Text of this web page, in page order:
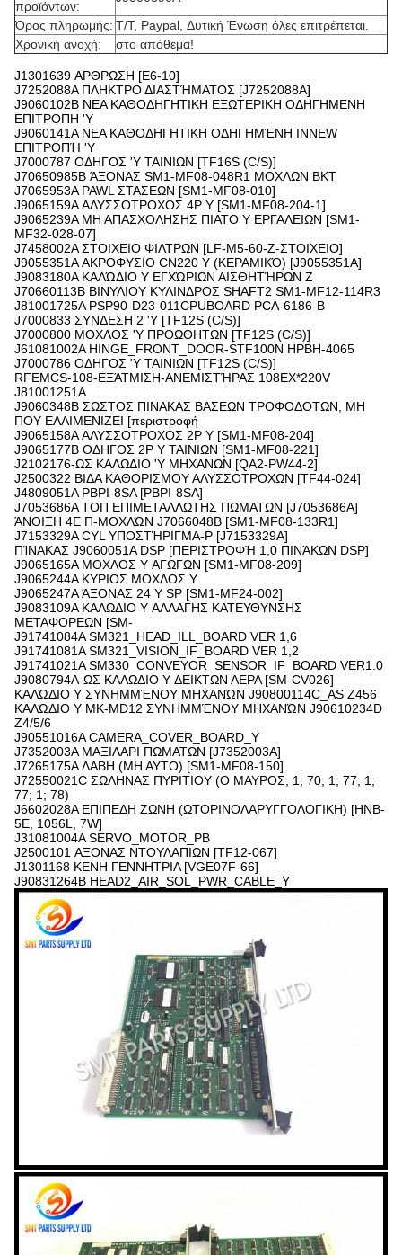
προϊόντων:
Όρος πληρωμής: T/T, Paypal, Δυτική Ένωση όλες επιτρέπεται.
Χρονική ανοχή:
στο απόθεμα!
J1301639 ΑΡΘΡΩΣΗ [E6-10]
J7252088A ΠΛΗΚΤΡΟ ΔΙΑΣΤΉΜΑΤΟΣ [J7252088A]
J9060102B ΝΕΑ ΚΑΘΟΔΗΓΗΤΙΚΗ ΕΞΩΤΕΡΙΚΗ ΟΔΗΓΗΜΕΝΗ
ΕΠΙΤΡΟΠΗ 'Y
J9060141A ΝΕΑ ΚΑΘΟΔΗΓΗΤΙΚΗ ΟΔΗΓΗΜΈΝΗ INNEW
ΕΠΙΤΡΟΠΉ 'Y
J7000787 ΟΔΗΓΟΣ 'Y ΤΑΙΝΙΩΝ [TF16S (C/S)]
J70650985B ΆΞΟΝΑΣ SM1-MF08-048R1 ΜΟΧΛΩΝ BKT
J7065953A PAWL ΣΤΑΣΕΩΝ [SM1-MF08-010]
J9065159A ΑΛΥΣΣΟΤΡΟΧΟΣ 4P Y [SM1-MF08-204-1]
J9065239A ΜΗ ΑΠΑΣΧΟΛΗΣΗΣ ΠΙΑΤΟ Y ΕΡΓΑΛΕΙΩΝ [SM1-
MF32-028-07]
J7458002A ΣΤΟΙΧΕΙΟ ΦΙΛΤΡΩΝ [LF-M5-60-Ζ-ΣΤΟΙΧΕΙΟ]
J9055351A ΑΚΡΟΦΥΣΙΟ CN220 Y (ΚΕΡΑΜΙΚΌ) [J9055351A]
J9083180A ΚΑΛΏΔΙΟ Y ΕΓΧΏΡΙΩΝ ΑΙΣΘΗΤΉΡΩΝ Ζ
J70660113B ΒΙΝΥΛΙΟΥ ΚΥΛΙΝΔΡΟΣ SHAFT2 SM1-MF12-114R3
J81001725A PSP90-D23-011CPUBOARD PCA-6186-Β
J7000833 ΣΥΝΔΕΣΗ 2 'Y [TF12S (C/S)]
J7000800 ΜΟΧΛΟΣ 'Y ΠΡΟΩΘΗΤΩΝ [TF12S (C/S)]
J61081002A HINGE_FRONT_DOOR-STF100N HPBH-4065
J7000786 ΟΔΗΓΟΣ 'Y ΤΑΙΝΙΩΝ [TF12S (C/S)]
RFEMCS-108-ΕΞΆΤΜΙΣΗ-ΑΝΕΜΙΣΤΉΡΑΣ 108EX*220V
J81001251A
J9060348B ΣΩΣΤΟΣ ΠΙΝΑΚΑΣ ΒΑΣΕΩΝ ΤΡΟΦΟΔΟΤΩΝ, ΜΗ
ΠΟΥ ΕΛΛΙΜΕΝΙΖΕΙ [περιστροφή
J9065158A ΑΛΥΣΣΟΤΡΟΧΟΣ 2P Y [SM1-MF08-204]
J9065177B ΟΔΗΓΟΣ 2P Y ΤΑΙΝΙΩΝ [SM1-MF08-221]
J2102176-ΩΣ ΚΑΛΩΔΙΟ 'Y ΜΗΧΑΝΩΝ [QA2-PW44-2]
J2500322 ΒΙΔΑ ΚΑΘΟΡΙΣΜΟΥ ΑΛΥΣΣΟΤΡΟΧΩΝ [TF44-024]
J4809051A PBPI-8SA [PBPI-8SA]
J7053686A ΤΟΠ ΕΠΙΜΕΤΑΛΛΩΤΗΣ ΠΩΜΑΤΩΝ [J7053686A]
ΆΝΟΙΞΗ 4E Π-ΜΟΧΛΏΝ J7066048B [SM1-MF08-133R1]
J7153329A CYL ΥΠΟΣΤΉΡΙΓΜΑ-Ρ [J7153329A]
ΠΊΝΑΚΑΣ J9060051A DSP [ΠΕΡΙΣΤΡΟΦΉ 1,0 ΠΙΝΆΚΩΝ DSP]
J9065165A ΜΟΧΛΟΣ Y ΑΓΩΓΩΝ [SM1-MF08-209]
J9065244A ΚΥΡΙΟΣ ΜΟΧΛΟΣ Y
J9065247A ΆΞΟΝΑΣ 24 Y SP [SM1-MF24-002]
J9083109A ΚΑΛΩΔΙΟ Y ΑΛΛΑΓΗΣ ΚΑΤΕΥΘΥΝΣΗΣ
ΜΕΤΑΦΟΡΕΩΝ [SM-
J91741084A SM321_HEAD_ILL_BOARD VER 1,6
J91741081A SM321_VISION_IF_BOARD VER 1,2
J91741021A SM330_CONVEYOR_SENSOR_IF_BOARD VER1.0
J9080794A-ΩΣ ΚΑΛΩΔΙΟ Y ΔΕΙΚΤΩΝ ΑΕΡΑ [SM-CV026]
ΚΑΛΏΔΙΟ Y ΣΥΝΗΜΜΈΝΟΥ ΜΗΧΑΝΏΝ J90800114C_AS Z456
ΚΑΛΏΔΙΟ Y MK-MD12 ΣΥΝΗΜΜΈΝΟΥ ΜΗΧΑΝΏΝ J90610234D
Z4/5/6
J90551016A CAMERA_COVER_BOARD_Y
J7352003A ΜΑΞΙΛΑΡΙ ΠΩΜΑΤΩΝ [J7352003A]
J7265175A ΛΑΒΗ (ΜΗ ΑΥΤΟ) [SM1-MF08-150]
J72550021C ΣΩΛΗΝΑΣ ΠΥΡΙΤΙΟΥ (Ο ΜΑΥΡΟΣ; 1; 70; 1; 77; 1;
77; 1; 78)
J6602028A ΕΠΙΠΕΔΗ ΖΩΝΗ (ΩΤΟΡΙΝΟΛΑΡΥΓΓΟΛΟΓΙΚΗ) [HNB-
5E, 1056L, 7W]
J31081004A SERVO_MOTOR_PB
J2500101 ΑΞΟΝΑΣ ΝΤΟΥΛΑΠΙΩΝ [TF12-067]
J1301168 ΚΕΝΗ ΓΕΝΝΗΤΡΙΑ [VGE07F-66]
J90831264B HEAD2_AIR_SOL_PWR_CABLE_Y